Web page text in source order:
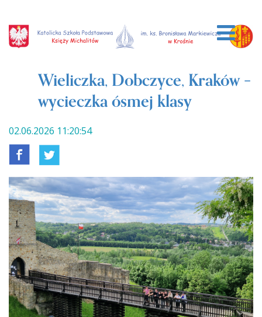
Wieliczka, Dobczyce, Kraków –
wycieczka ósmej klasy
02.06.2026 11:20:54